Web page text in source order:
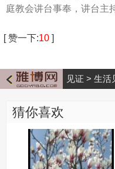
庭教会讲台事奉，讲台主
[赞一下:10 ]
见证 > 生活
猜你喜欢